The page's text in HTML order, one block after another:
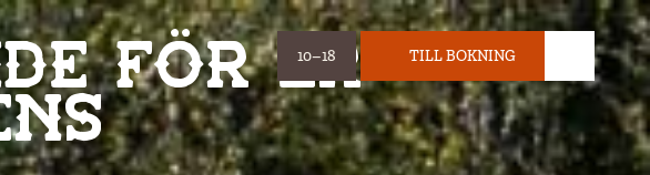
OPENING HOURS:
10–18 TILL BOKNING
BILJETT
för er